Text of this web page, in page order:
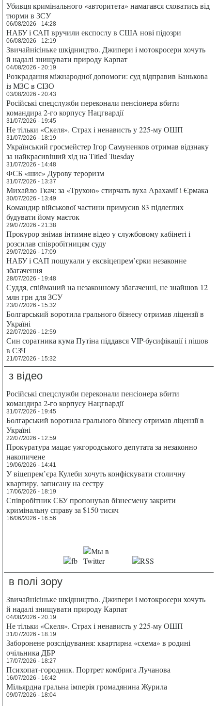
Убивця кримінального «авторитета» намагався сховатись від
тюрми в ЗСУ
06/08/2026 - 14:28
НАБУ і САП вручили експослу в США нові підозри
06/08/2026 - 12:19
Звичайнісіньке шкідництво. Джипери і мотокросери хочуть
й надалі знищувати природу Карпат
04/08/2026 - 20:19
Розкрадання міжнародної допомоги: суд відправив Банькова
із МЗС в СІЗО
03/08/2026 - 20:43
Російські спецслужби переконали пенсіонера вбити
командира 2-го корпусу Нацгвардії
31/07/2026 - 19:45
Не тільки «Скеля». Страх і ненависть у 225-му ОШП
31/07/2026 - 18:19
Український гросмейстер Ігор Самуненков отримав відзнаку
за найкрасивіший хід на Titled Tuesday
31/07/2026 - 14:48
ФСБ «шиє» Дурову тероризм
31/07/2026 - 13:37
Михайло Ткач: за «Трухою» стирчать вуха Арахамії і Єрмака
30/07/2026 - 13:49
Командир військової частини примусив 83 підлеглих
будувати йому маєток
29/07/2026 - 21:38
Прокурор знімав інтимне відео у службовому кабінеті і
розсилав співробітницям суду
29/07/2026 - 17:09
НАБУ і САП пошукали у ексвіцепрем’єрки незаконне
збагачення
28/07/2026 - 19:48
Суддя, спійманий на незаконному збагаченні, не знайшов 12
млн грн для ЗСУ
23/07/2026 - 15:32
Болгарський воротила грального бізнесу отримав ліцензії в
Україні
22/07/2026 - 12:59
Син соратника кума Путіна піддався VIP-бусифікації і пішов
в СЗЧ
21/07/2026 - 15:32
з відео
Російські спецслужби переконали пенсіонера вбити
командира 2-го корпусу Нацгвардії
31/07/2026 - 19:45
Болгарський воротила грального бізнесу отримав ліцензії в
Україні
22/07/2026 - 12:59
Прокуратура мацає ужгородського депутата за незаконно
накопичене
19/06/2026 - 14:41
У віцепрем’єра Кулеби хочуть конфіскувати столичну
квартиру, записану на сестру
17/06/2026 - 18:19
Співробітник СБУ пропонував бізнесмену закрити
кримінальну справу за $150 тисяч
16/06/2026 - 16:56
в полі зору
Звичайнісіньке шкідництво. Джипери і мотокросери хочуть
й надалі знищувати природу Карпат
04/08/2026 - 20:19
Не тільки «Скеля». Страх і ненависть у 225-му ОШП
31/07/2026 - 18:19
Заборонене розслідування: квартирна «схема» в родині
очільника ДБР
17/07/2026 - 18:27
Психопат-городник. Портрет комбрига Лучанова
16/07/2026 - 16:42
Мільярдна гральна імперія громадянина Журила
09/07/2026 - 18:04